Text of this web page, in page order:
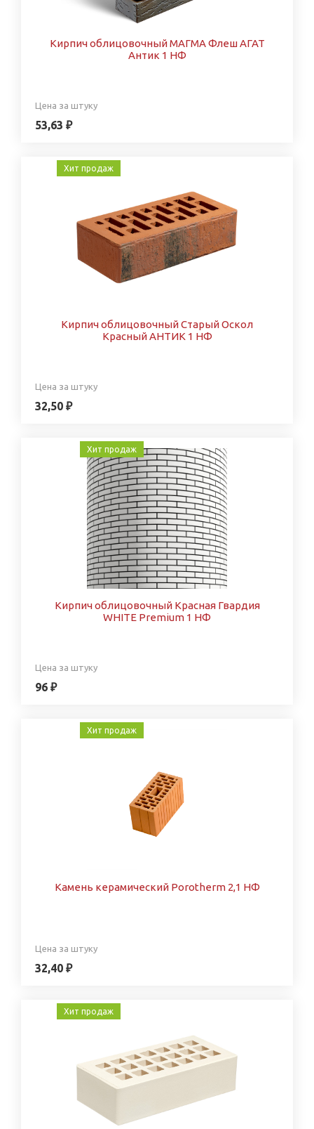
Кирпич облицовочный МАГМА Флеш АГАТ
Антик 1 НФ
Цена за штуку
53,63 ₽
Хит продаж
Кирпич облицовочный Старый Оскол
Красный АНТИК 1 НФ
Цена за штуку
32,50 ₽
Хит продаж
Кирпич облицовочный Красная Гвардия
WHITE Premium 1 НФ
Цена за штуку
96 ₽
Хит продаж
Камень керамический Porotherm 2,1 НФ
Цена за штуку
32,40 ₽
Хит продаж